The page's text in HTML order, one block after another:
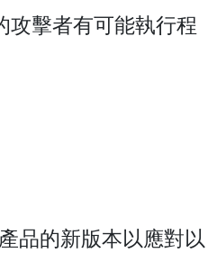
攻擊者有可能執行程
品的新版本以應對以